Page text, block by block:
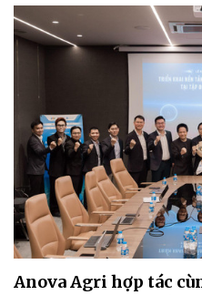
Anova Agri hợp tác